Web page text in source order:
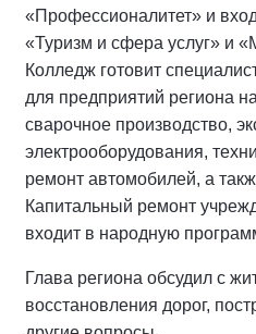
«Профессионалитет» и
«Туризм и сфера услуг» и
Колледж готовит
для предприятий региона
сварочное производство,
электрооборудования,
ремонт автомобилей, а
Капитальный ремонт
входит в народную
Глава региона обсудил с
восстановления дорог,